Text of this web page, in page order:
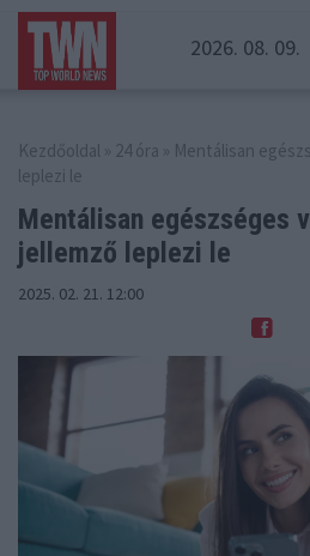
2026. 08. 09.
Kezdőoldal » 24 óra » Mentálisan
leplezi le
Mentálisan egészséges
jellemző leplezi le
2025. 02. 21. 12:00